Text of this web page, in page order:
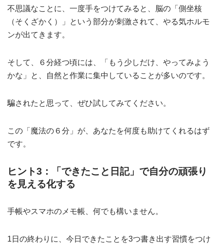
不思議なことに、一度手をつけてみると、脳の「側坐核
（そくざかく）」という部分が刺激されて、やる気ホルモ
ンが出てきます。
そして、６分経つ頃には、「もう少しだけ、やってみよう
かな」と、自然と作業に集中していることが多いのです。
騙されたと思って、ぜひ試してみてください。
この「魔法の６分」が、あなたを何度も助けてくれるはず
です。
ヒント3：「できたこと日記」で自分の頑張り
を見える化する
手帳やスマホのメモ帳、何でも構いません。
1日の終わりに、今日できたことを3つ書き出す習慣をつけ